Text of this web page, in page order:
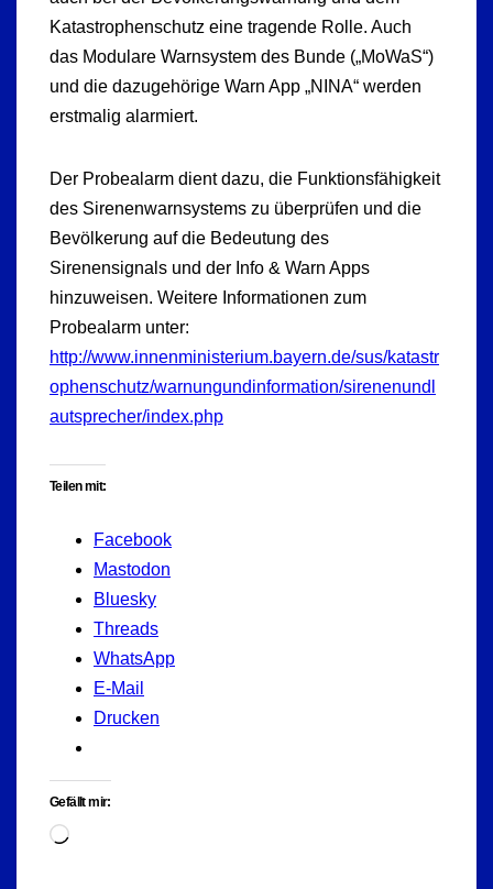
Katastrophenschutz eine tragende Rolle. Auch
das Modulare Warnsystem des Bunde („MoWaS“)
und die dazugehörige Warn App „NINA“ werden
erstmalig alarmiert.
Der Probealarm dient dazu, die Funktionsfähigkeit
des Sirenenwarnsystems zu überprüfen und die
Bevölkerung auf die Bedeutung des
Sirenensignals und der Info & Warn Apps
hinzuweisen. Weitere Informationen zum
Probealarm unter:
http://www.innenministerium.bayern.de/sus/katastr
ophenschutz/warnungundinformation/sirenenundl
autsprecher/index.php
Teilen mit:
Facebook
Mastodon
Bluesky
Threads
WhatsApp
E-Mail
Drucken
Gefällt mir:
Wird